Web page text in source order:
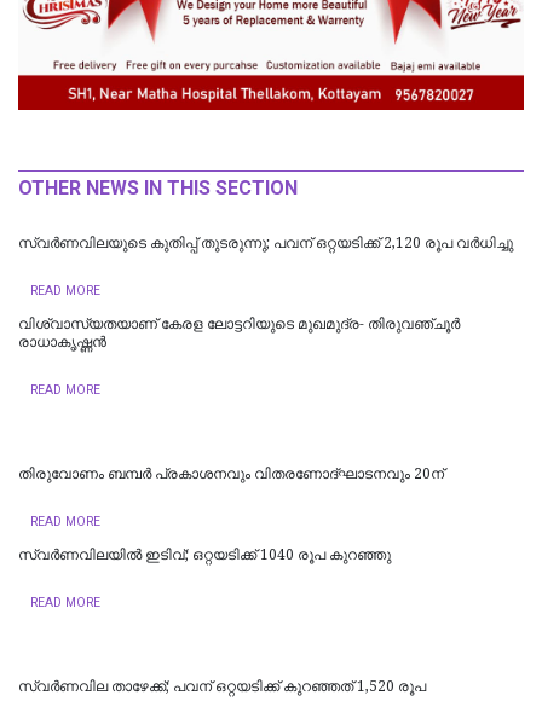
OTHER NEWS IN THIS SECTION
സ്വര്‍ണവിലയുടെ കുതിപ്പ് തുടരുന്നു; പവന് ഒറ്റയടിക്ക് 2,120 രൂപ വർധിച്ചു
READ MORE
വിശ്വാസ്യതയാണ് കേരള ലോട്ടറിയുടെ മുഖമുദ്ര- തിരുവഞ്ചൂർ
രാധാകൃഷ്ണൻ
READ MORE
തിരുവോണം ബമ്പര്‍ പ്രകാശനവും വിതരണോദ്ഘാടനവും 20ന്
READ MORE
സ്വർണവിലയിൽ ഇടിവ്; ഒറ്റയടിക്ക് 1040 രൂപ കുറഞ്ഞു
READ MORE
സ്വർണവില താഴേക്ക്; പവന് ഒറ്റയടിക്ക് കുറഞ്ഞത് 1,520 രൂപ